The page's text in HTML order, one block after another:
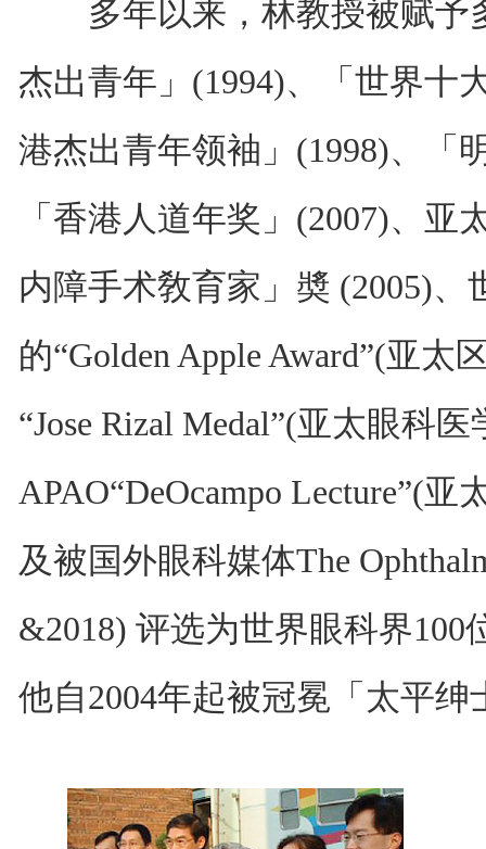
多年以来，林教授被赋予
杰出青年」(1994)、「世界十
港杰出青年领袖」(1998)、「
「香港人道年奖」(2007)、
内障手术敎育家」奬 (2005)
的“Golden Apple Award”(亚
“Jose Rizal Medal”(亚太眼科
APAO“DeOcampo Lecture”(
及被国外眼科媒体The
&2018) 评选为世界眼科界
他自2004年起被冠冕「太平绅